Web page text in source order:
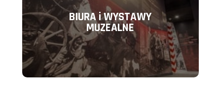
BIURA i WYSTAWY
MUZEALNE